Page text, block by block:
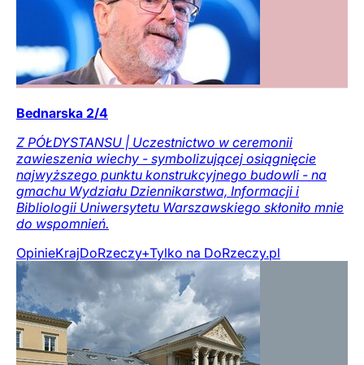
Bednarska 2/4
Z PÓŁDYSTANSU | Uczestnictwo w ceremonii
zawieszenia wiechy - symbolizującej osiągnięcie
najwyższego punktu konstrukcyjnego budowli - na
gmachu Wydziału Dziennikarstwa, Informacji i
Bibliologii Uniwersytetu Warszawskiego skłoniło mnie
do wspomnień.
OpinieKrajDoRzeczy+Tylko na DoRzeczy.pl